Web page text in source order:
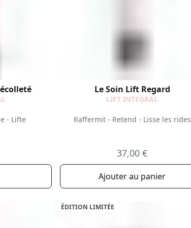
- Lifte
Le Soin Lift Regard
LIFT INTEGRAL
Raffermit - Retend - Lisse les rides
37,00 €
Ajouter au panier
ÉDITION LIMITÉE